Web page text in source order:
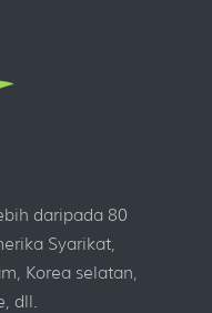
daripada 80
Syarikat,
Korea selatan,
dll.